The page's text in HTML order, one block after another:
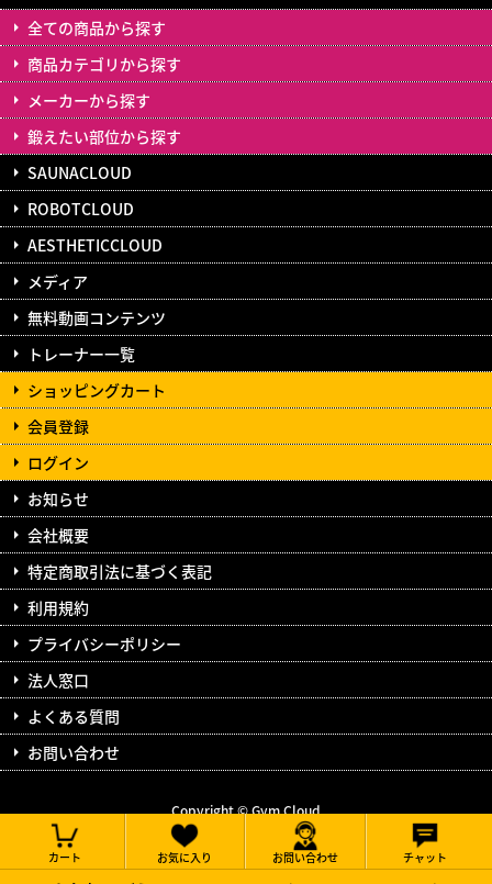
全ての商品から探す
商品カテゴリから探す
メーカーから探す
鍛えたい部位から探す
SAUNACLOUD
ROBOTCLOUD
AESTHETICCLOUD
メディア
無料動画コンテンツ
トレーナー一覧
ショッピングカート
会員登録
ログイン
お知らせ
会社概要
特定商取引法に基づく表記
利用規約
プライバシーポリシー
法人窓口
よくある質問
お問い合わせ
Copyright © Gym Cloud
All Rights Reserved.
カート お気に入り お問い合わせ チャット